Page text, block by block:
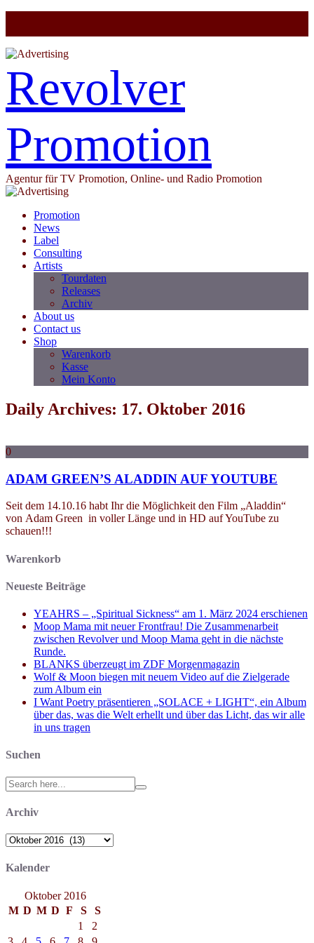
Revolver
Promotion
Agentur für TV Promotion, Online- und Radio Promotion
Promotion
News
Label
Consulting
Artists
Tourdaten
Releases
Archiv
About us
Contact us
Shop
Warenkorb
Kasse
Mein Konto
Daily Archives: 17. Oktober 2016
0
ADAM GREEN’S ALADDIN AUF YOUTUBE
Seit dem 14.10.16 habt Ihr die Möglichkeit den Film „Aladdin“
von Adam Green in voller Länge und in HD auf YouTube zu
schauen!!!
Warenkorb
Neueste Beiträge
YEAHRS – „Spiritual Sickness“ am 1. März 2024 erschienen
Moop Mama mit neuer Frontfrau! Die Zusammenarbeit
zwischen Revolver und Moop Mama geht in die nächste
Runde.
BLANKS überzeugt im ZDF Morgenmagazin
Wolf & Moon biegen mit neuem Video auf die Zielgerade
zum Album ein
I Want Poetry präsentieren „SOLACE + LIGHT“, ein Album
über das, was die Welt erhellt und über das Licht, das wir alle
in uns tragen
Suchen
Search
for:
Archiv
Archiv
Kalender
Oktober 2016
M D M D F S
S
1
2